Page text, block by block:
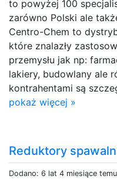
to powyżej 100
zarówno Polski ale
Centro-Chem to
które znalazły
przemysłu jak np:
lakiery, budowlany ale
kontrahentami są
pokaż więcej »
Reduktory
Dodano: 6 lat 4 miesiące temu